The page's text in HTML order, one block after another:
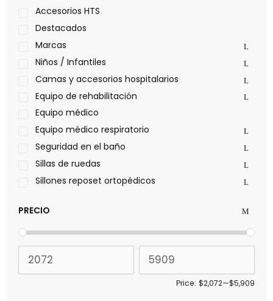
Lumex
Medical Store
Nidek
Oxiplus
Philips
Pride
Roho
Sillas de ruedas Everest Jennings
Stealth products
Xiehe Medical
Accesorios HTS
Destacados
Marcas
Niños / Infantiles
Camas y accesorios hospitalarios
Equipo de rehabilitación
Equipo médico
Equipo médico respiratorio
Seguridad en el baño
Sillas de ruedas
Sillones reposet ortopédicos
PRECIO
Price: $2,072—$5,909